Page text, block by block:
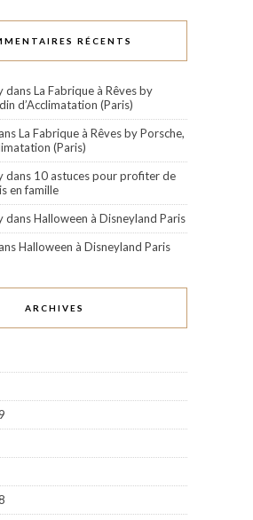
RÉCENTS
dansLa Fabrique à Rêves by
d’Acclimatation (Paris)
La Fabrique à Rêves by Porsche,
(Paris)
dans 10 astuces pour profiter de
en famille
dansHalloween à Disneyland Paris
Halloween à Disneyland Paris
ARCHIVES